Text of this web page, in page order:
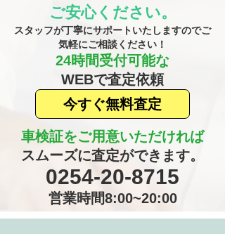
ご安心ください。
​スタッフが丁寧にサポートいたしますのでご
気軽にご相談ください！
24時間受付可能な
​WEBで査定依頼
今すぐ無料査定
車検証をご用意いただければ
​スムーズに査定ができます。
​0254-20-8715
営業時間8:00~20:00